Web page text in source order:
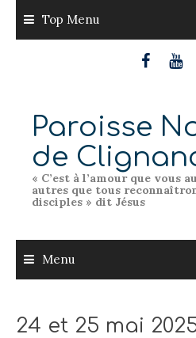
content
Top Menu
Paroisse
de
« C’est à l’amour que vous
autres que tous
disciples » dit Jésus
Menu
24 et 25 mai